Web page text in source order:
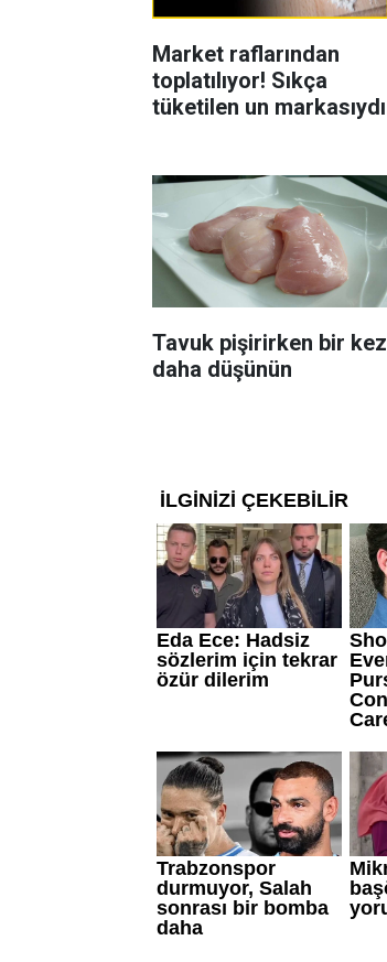
Market raflarından
toplatılıyor! Sıkça
tüketilen un markasıydı
Tavuk pişirirken bir kez
daha düşünün